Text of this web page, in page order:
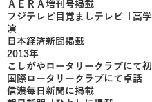
ＡＥＲＡ増刊号掲載
フジテレビ目覚ましテレビ「高
演
日本経済新聞掲載
2013年
こしがやロータリークラブにて
国際ロータリークラブにて卓話
信濃毎日新聞に掲載